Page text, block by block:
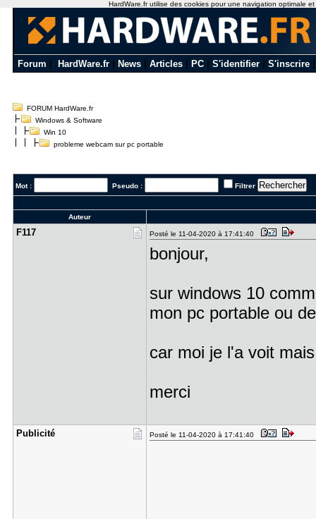
Forum HardWare.fr News Articles PC S'identifier S'inscrire
FORUM HardWare.fr
Windows & Software
Win 10
probleme webcam sur pc portable
Mot : Pseudo : Filtrer
Auteur
F117 Posté le 11-04-2020 à 17:41:40
bonjour,
sur windows 10
mon pc portable ou
car moi je l'a voit
merci
Publicité Posté le 11-04-2020 à 17:41:40
HardWare.fr utilise des cookies pour une navigation optimale